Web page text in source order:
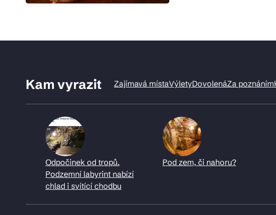
Kam vyrazit Zajímavá místaVýletyDovolenáZa poznáním
Odpočinek od tropů.
Podzemní labyrint nabízí
chlad i svítící chodbu
Pod zem, či nahoru?